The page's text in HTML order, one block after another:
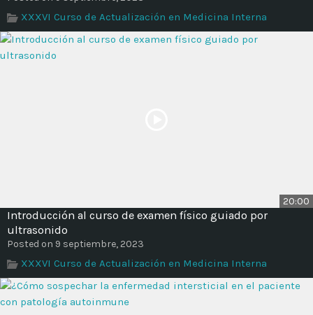
XXXVI Curso de Actualización en Medicina Interna
20:00
Introducción al curso de examen físico guiado por
ultrasonido
Posted on 9 septiembre, 2023
XXXVI Curso de Actualización en Medicina Interna